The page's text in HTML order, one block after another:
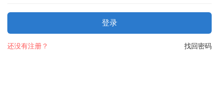
登录
找回密码
还没有注册？